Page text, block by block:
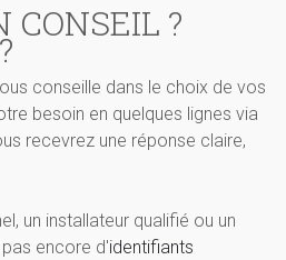
CONSEIL ?
conseille dans le choix de vos
besoin en quelques lignes via
recevrez une réponse claire,
un installateur qualifié ou un
encore d'identifiants